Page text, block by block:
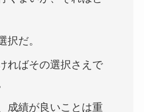
択だ。
ればその選択さえで
成績が良いことは重